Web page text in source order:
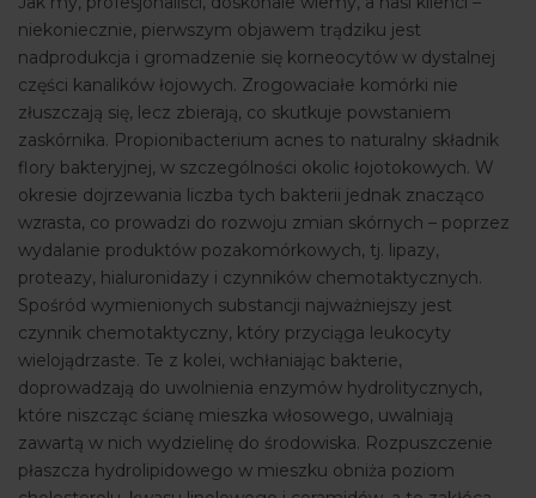
niekoniecznie, pierwszym objawem trądziku jest
nadprodukcja i gromadzenie się korneocytów w dystalnej
części kanalików łojowych. Zrogowaciałe komórki nie
złuszczają się, lecz zbierają, co skutkuje powstaniem
zaskórnika. Propionibacterium acnes to naturalny składnik
flory bakteryjnej, w szczególności okolic łojotokowych. W
okresie dojrzewania liczba tych bakterii jednak znacząco
wzrasta, co prowadzi do rozwoju zmian skórnych – poprzez
wydalanie produktów pozakomórkowych, tj. lipazy,
proteazy, hialuronidazy i czynników chemotaktycznych.
Spośród wymienionych substancji najważniejszy jest
czynnik chemotaktyczny, który przyciąga leukocyty
wielojądrzaste. Te z kolei, wchłaniając bakterie,
doprowadzają do uwolnienia enzymów hydrolitycznych,
które niszcząc ścianę mieszka włosowego, uwalniają
zawartą w nich wydzielinę do środowiska. Rozpuszczenie
płaszcza hydrolipidowego w mieszku obniża poziom